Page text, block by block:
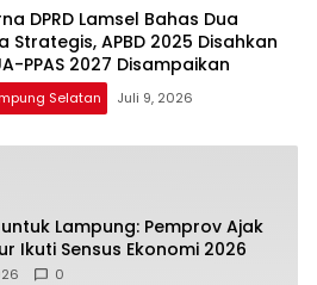
DPRD Lamsel Bahas Dua
Strategis, APBD 2025 Disahkan
PPAS 2027 Disampaikan
Selatan Juli 9, 2026
Lampung: Pemprov Ajak
Ikuti Sensus Ekonomi 2026
0